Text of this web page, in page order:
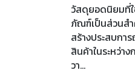
วัสดุยอดนิยมที่
ภัณฑ์เป็นส่วนส
สร้างประสบก
สินค้าในระหว่า
วา...